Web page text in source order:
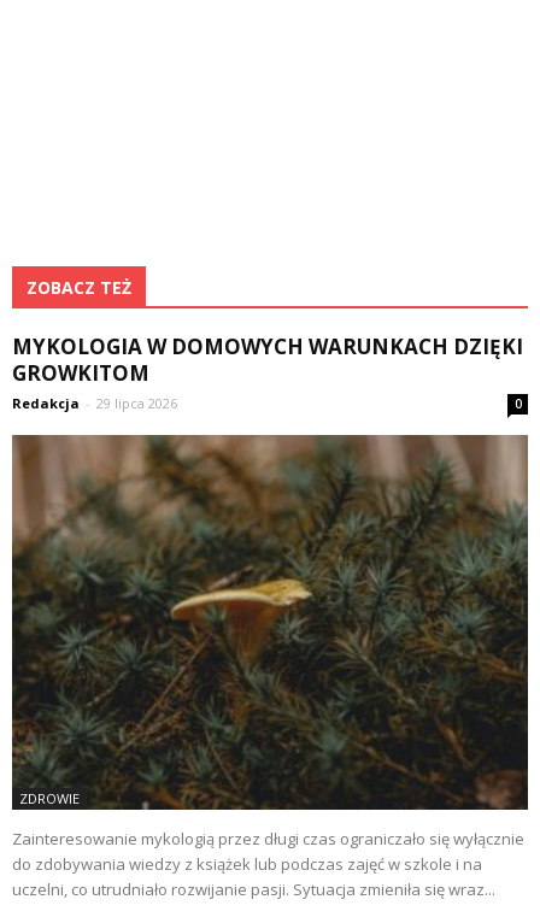
ZOBACZ TEŻ
MYKOLOGIA W DOMOWYCH WARUNKACH DZIĘKI
GROWKITOM
Redakcja - 29 lipca 2026 0
ZDROWIE
Zainteresowanie mykologią przez długi czas ograniczało się wyłącznie
do zdobywania wiedzy z książek lub podczas zajęć w szkole i na
uczelni, co utrudniało rozwijanie pasji. Sytuacja zmieniła się wraz...